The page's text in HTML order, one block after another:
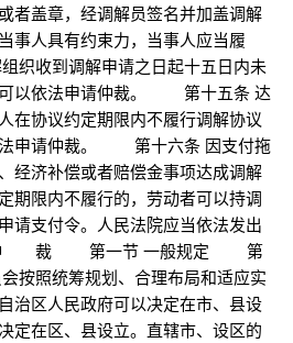
者盖章，经调解员签名并加盖调解
事人具有约束力，当事人应当履
收到调解申请之日起十五日内未
可以依法申请仲裁。 第十五条 达
在协议约定期限内不履行调解协议
法申请仲裁。 第十六条 因支付拖
经济补偿或者赔偿金事项达成调解
期限内不履行的，劳动者可以持调
请支付令。人民法院应当依法发出
裁 第一节 一般规定 第
按照统筹规划、合理布局和适应实
治区人民政府可以决定在市、县设
定在区、县设立。直辖市、设区的